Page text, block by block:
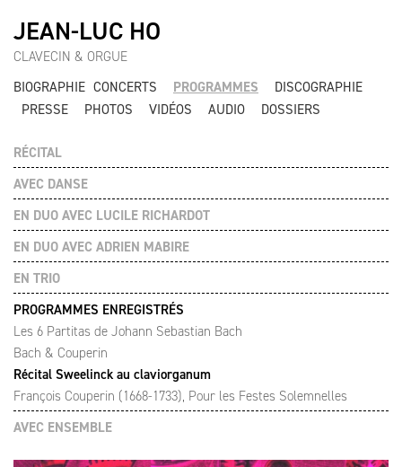
JEAN-LUC HO
CLAVECIN & ORGUE
BIOGRAPHIE CONCERTS PROGRAMMES
DISCOGRAPHIE
PRESSE
PHOTOS VIDÉOS AUDIO DOSSIERS
RÉCITAL
AVEC DANSE
EN DUO AVEC LUCILE RICHARDOT
EN DUO AVEC ADRIEN MABIRE
EN TRIO
PROGRAMMES ENREGISTRÉS
Les 6 Partitas de Johann Sebastian Bach
Bach & Couperin
Récital Sweelinck au claviorganum
François Couperin (1668-1733), Pour les Festes Solemnelles
AVEC ENSEMBLE